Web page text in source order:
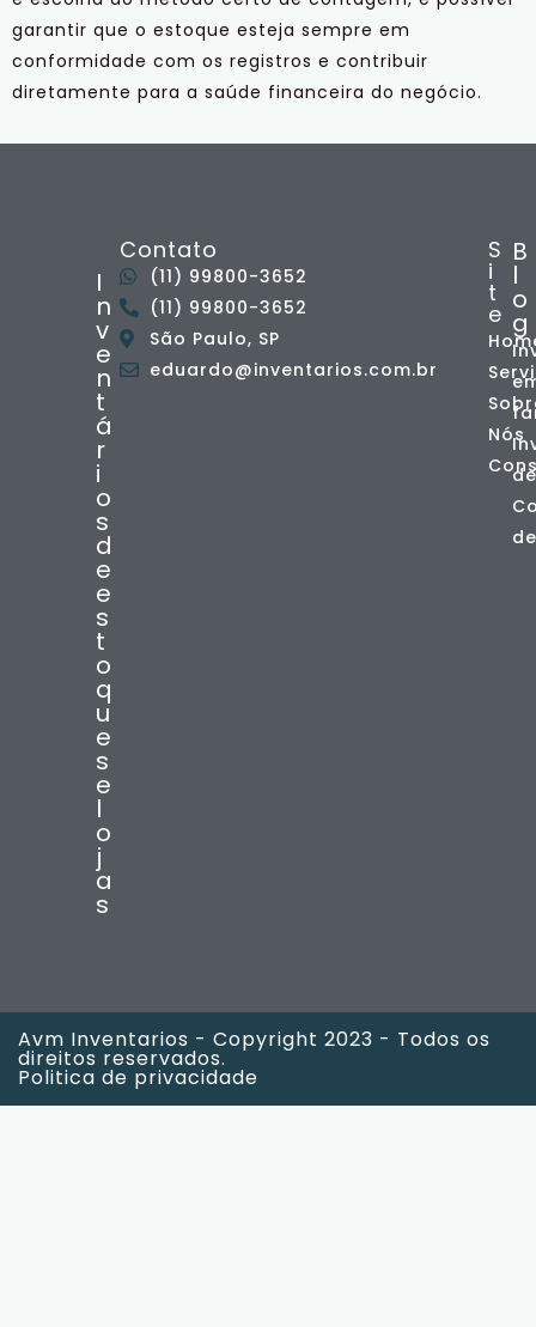
garantir que o estoque esteja sempre em
conformidade com os registros e contribuir
diretamente para a saúde financeira do negócio.
I
n
v
e
n
t
á
r
i
o
s
d
e
e
s
t
o
q
u
e
s
e
l
o
j
a
s
Contato
(11) 99800-3652
(11) 99800-3652
São Paulo, SP
eduardo@inventarios.com.br
S
i
t
e
Nós
B
l
o
g
Avm Inventarios - Copyright 2023 - Todos os
direitos reservados.
Politica de privacidade